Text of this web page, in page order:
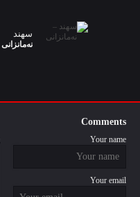
سهند
نەمانزانی
Comments
Your name
Your email